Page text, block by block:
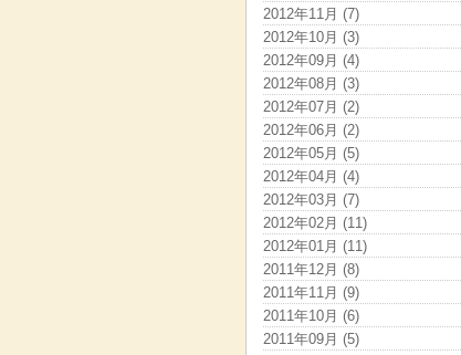
2012年11月 (7)
2012年10月 (3)
2012年09月 (4)
2012年08月 (3)
2012年07月 (2)
2012年06月 (2)
2012年05月 (5)
2012年04月 (4)
2012年03月 (7)
2012年02月 (11)
2012年01月 (11)
2011年12月 (8)
2011年11月 (9)
2011年10月 (6)
2011年09月 (5)